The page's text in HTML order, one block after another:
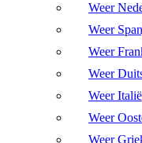
Weer
Weer
Weer
Weer
Weer Italië
Weer
Weer